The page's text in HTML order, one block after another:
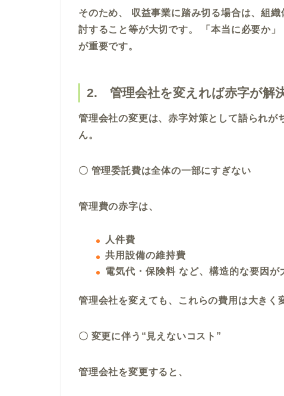
そのため、 収益事業に踏み切る場合は、組
討すること等が大切です。 「本当に必要か
が重要です。
2. 管理会社を変えれば赤字が解
管理会社の変更は、赤字対策として語られ
ん。
〇 管理委託費は全体の一部にすぎない
管理費の赤字は、
人件費
共用設備の維持費
電気代・保険料 など、構造的な要因が
管理会社を変えても、これらの費用は大きく
〇 変更に伴う“見えないコスト”
管理会社を変更すると、